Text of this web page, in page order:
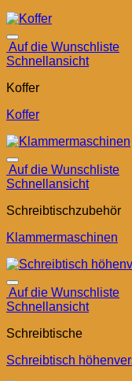
Auf die Wunschliste
Schnellansicht
Koffer
Koffer
Auf die Wunschliste
Schnellansicht
Schreibtischzubehör
Klammermaschinen
Auf die Wunschliste
Schnellansicht
Schreibtische
Schreibtisch